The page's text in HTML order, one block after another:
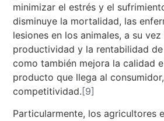
minimizar el estrés y el
disminuye la mortalidad, las
lesiones en los animales, a su
productividad y la rentabilidad
como también mejora la calidad
producto que llega al
competitividad.[9]
Particularmente, los agricultores